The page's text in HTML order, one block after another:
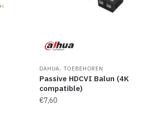
DAHUA, TOEBEHOREN
Passive HDCVI Balun (4K
compatible)
€7,60